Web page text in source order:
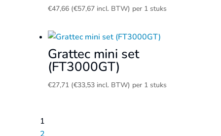
€47,66 (€57,67incl. BTW) per 1 stuks
Grattec mini set
(FT3000GT)
€27,71 (€33,53incl. BTW) per 1 stuks
1